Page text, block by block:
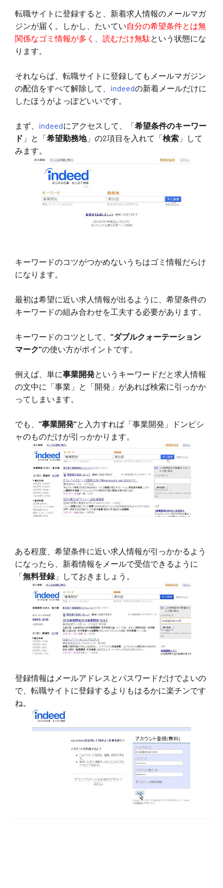
転職サイトに登録すると、新着求人情報のメールマガ
ジンが届く。しかし、たいてい自分の希望条件とは無
関係なゴミ情報が多く、読むだけ無駄という状態にな
ります。
それならば、転職サイトに登録してもメールマガジン
の配信をすべて解除して、 indeedの新着メールだけに
したほうがよっぽどいいです。
まず、 indeedにアクセスして、「希望条件のキーワー
ド 」と「希望勤務地」の2項目を入れて「検索 」して
みます。
キーワードのコツがつかめないうちはゴミ情報だらけ
になります。
最初は希望に近い求人情報が出るように、希望条件の
キーワードの組み合わせを工夫する必要があります。
キーワードのコツとして、 "ダブルクォーテーション
マーク"の使い方がポイントです。
例えば、単に事業開発というキーワードだと求人情報
の文中に「事業」と「開発」があれば検索に引っかか
ってしまいます。
でも、 "事業開発"と入力すれば「事業開発」ドンピシ
ャのものだけが引っかかります。
ある程度、希望条件に近い求人情報が引っかかるよう
になったら、新着情報をメールで受信できるように
「無料登録」しておきましょう。
登録情報はメールアドレスとパスワードだけでよいの
で、転職サイトに登録するよりもはるかに楽チンです
ね。